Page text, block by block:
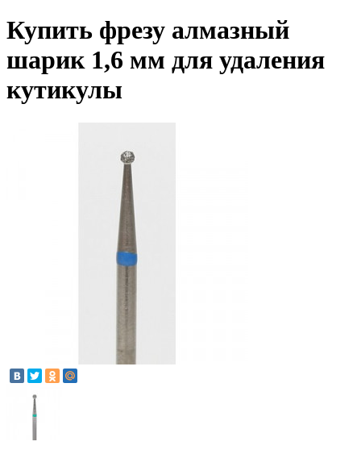
Купить фрезу алмазный
шарик 1,6 мм для удаления
кутикулы